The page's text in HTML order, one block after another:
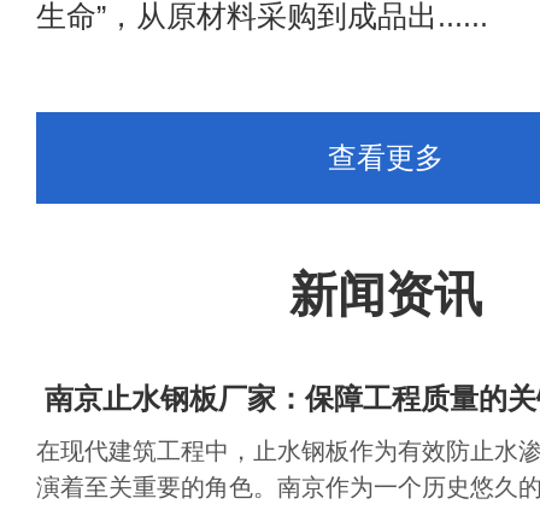
生命”，从原材料采购到成品出......
查看更多
新闻资讯
南京止水钢板厂家：保障工程质量的
在现代建筑工程中，止水钢板作为有效防止水
演着至关重要的角色。南京作为一个历史悠久